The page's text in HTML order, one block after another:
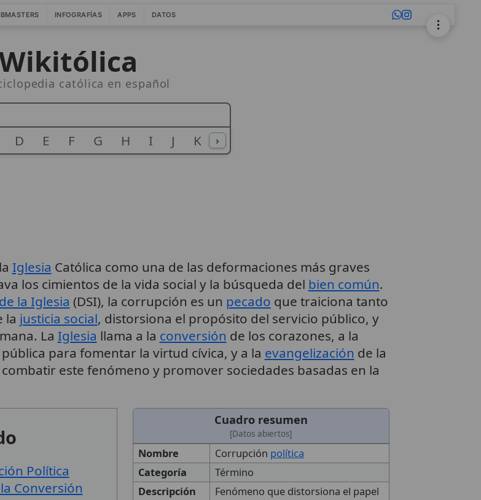
INFOGRAFÍAS APPS DATOS
católica en español
D E F G H I J K L
›
Iglesia Católica como una de las deformaciones más graves
los cimientos de la vida social y la búsqueda del bien común.
la Iglesia (DSI), la corrupción es un pecado que traiciona tanto
la justicia social, distorsiona el propósito del servicio público, y
La Iglesia llama a la conversión de los corazones, a la
para fomentar la virtud cívica, y a la evangelización de la
este fenómeno y promover sociedades basadas en la
Cuadro resumen
[Datos abiertos]
Nombre Corrupción política
Categoría
Término
Descripción
Fenómeno que distorsiona el papel
Política
Conversión